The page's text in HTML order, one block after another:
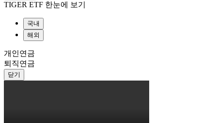
TIGER ETF 한눈에 보기
국내
해외
개인연금
퇴직연금
닫기